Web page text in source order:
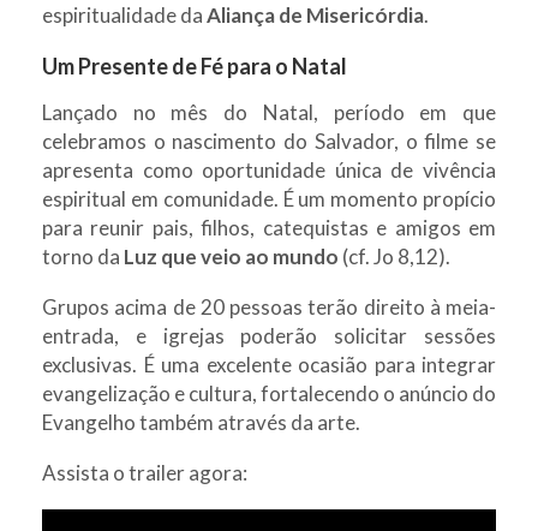
espiritualidade daAliança de Misericórdia.
Um Presente de Fé para o Natal
Lançado no mês do Natal, período em que
celebramos o nascimento do Salvador, o filme se
apresenta como oportunidade única de vivência
espiritual em comunidade. É um momento propício
para reunir pais, filhos, catequistas e amigos em
torno da Luz que veio ao mundo (cf. Jo 8,12).
Grupos acima de 20 pessoas terão direito à meia-
entrada, e igrejas poderão solicitar sessões
exclusivas. É uma excelente ocasião para integrar
evangelização e cultura, fortalecendo o anúncio do
Evangelho também através da arte.
Assista o trailer agora: